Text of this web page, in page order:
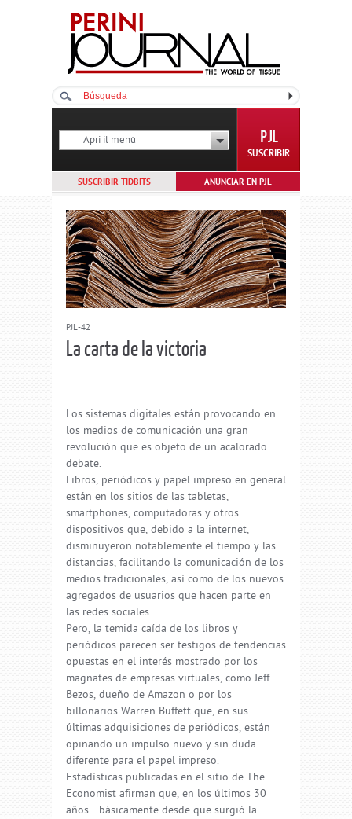
Apri il menù
SUSCRIBIR
ANUNCIAR EN PJL
SUSCRIBIR TIDBITS
PJL-42
La carta de la victoria
Los sistemas digitales están provocando en
los medios de comunicación una gran
revolución que es objeto de un acalorado
debate.
Libros, periódicos y papel impreso en general
están en los sitios de las tabletas,
smartphones, computadoras y otros
dispositivos que, debido a la internet,
disminuyeron notablemente el tiempo y las
distancias, facilitando la comunicación de los
medios tradicionales, así como de los nuevos
agregados de usuarios que hacen parte en
las redes sociales.
Pero, la temida caída de los libros y
periódicos parecen ser testigos de tendencias
opuestas en el interés mostrado por los
magnates de empresas virtuales, como Jeff
Bezos, dueño de Amazon o por los
billonarios Warren Buffett que, en sus
últimas adquisiciones de periódicos, están
opinando un impulso nuevo y sin duda
diferente para el papel impreso.
Estadísticas publicadas en el sitio de The
Economist afirman que, en los últimos 30
años - básicamente desde que surgió la